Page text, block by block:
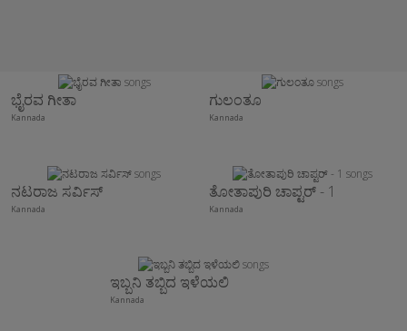
ಭೈರವ ಗೀತಾ
Kannada
ಗುಲಂತೂ
Kannada
ನಟರಾಜ ಸರ್ವಿಸ್
Kannada
ತೋತಾಪುರಿ ಚಾಪ್ಟರ್ - 1
Kannada
ಇಬ್ಬನಿ ತಬ್ಬಿದ ಇಳೆಯಲಿ
Kannada